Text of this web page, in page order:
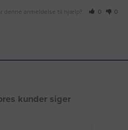
denne anmeldelse til hjælp? 0 0
kunder siger